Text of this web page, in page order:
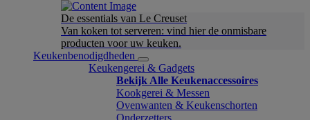
De essentials van Le Creuset
Van koken tot serveren: vind hier de onmisbare
producten voor uw keuken.
Keukenbenodigdheden
Keukengerei & Gadgets
Bekijk Alle Keukenaccessoires
Kookgerei & Messen
Ovenwanten & Keukenschorten
Onderzetters